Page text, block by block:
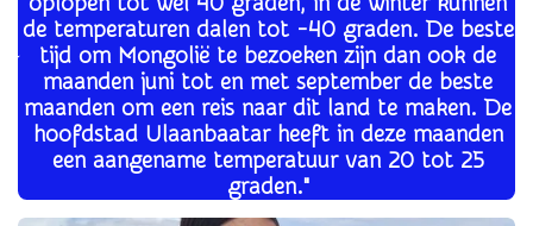
de temperaturen dalen tot -40 graden. De beste
tijd om Mongolië te bezoeken zijn dan ook de
maanden juni tot en met september de beste
maanden om een reis naar dit land te maken. De
hoofdstad Ulaanbaatar heeft in deze maanden
een aangename temperatuur van 20 tot 25
graden."